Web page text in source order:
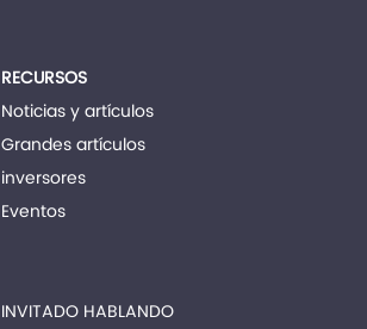
RECURSOS
Noticias y artículos
Grandes artículos
inversores
Eventos
INVITADO HABLANDO